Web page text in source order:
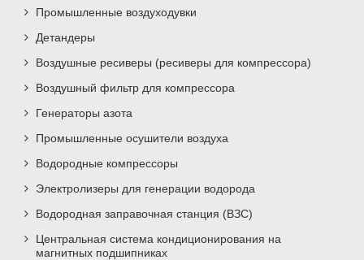
Промышленные воздуходувки
Детандеры
Воздушные ресиверы (ресиверы для компрессора)
Воздушный фильтр для компрессора
Генераторы азота
Промышленные осушители воздуха
Водородные компрессоры
Электролизеры для генерации водорода
Водородная заправочная станция (ВЗС)
Центральная система кондиционирования на
магнитных подшипниках